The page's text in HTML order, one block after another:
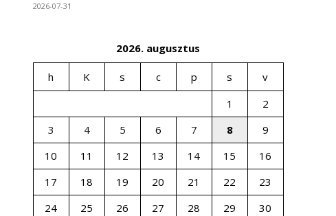
2026-07-31
2026. augusztus
h K s c p s
v
1
2
3
4 5 6 7 8
9
10
11 12 13 14 15
16
17
18 19 20 21 22
23
24
25 26 27 28 29
30